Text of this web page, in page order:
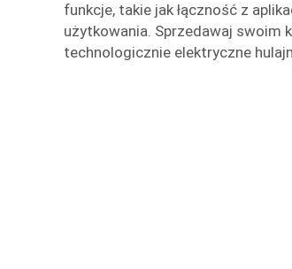
funkcje, takie jak łączność z
użytkowania. Sprzedawaj swoim
technologicznie elektryczne